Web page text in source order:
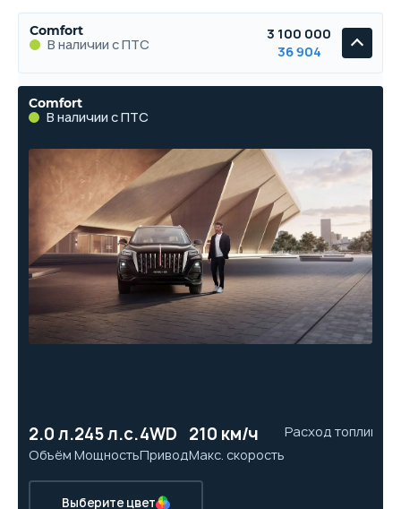
Comfort
В наличии с ПТС
3 100 000
36 904
Comfort
В наличии с ПТС
2.0 л.
Объём
245 л.с.
Мощность
4WD
Привод
210 км/ч
Макс. скорость
Расход топлива
Выберите цвет